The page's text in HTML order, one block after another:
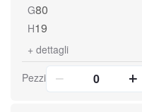
G80
H19
+ dettagli
Pezzi